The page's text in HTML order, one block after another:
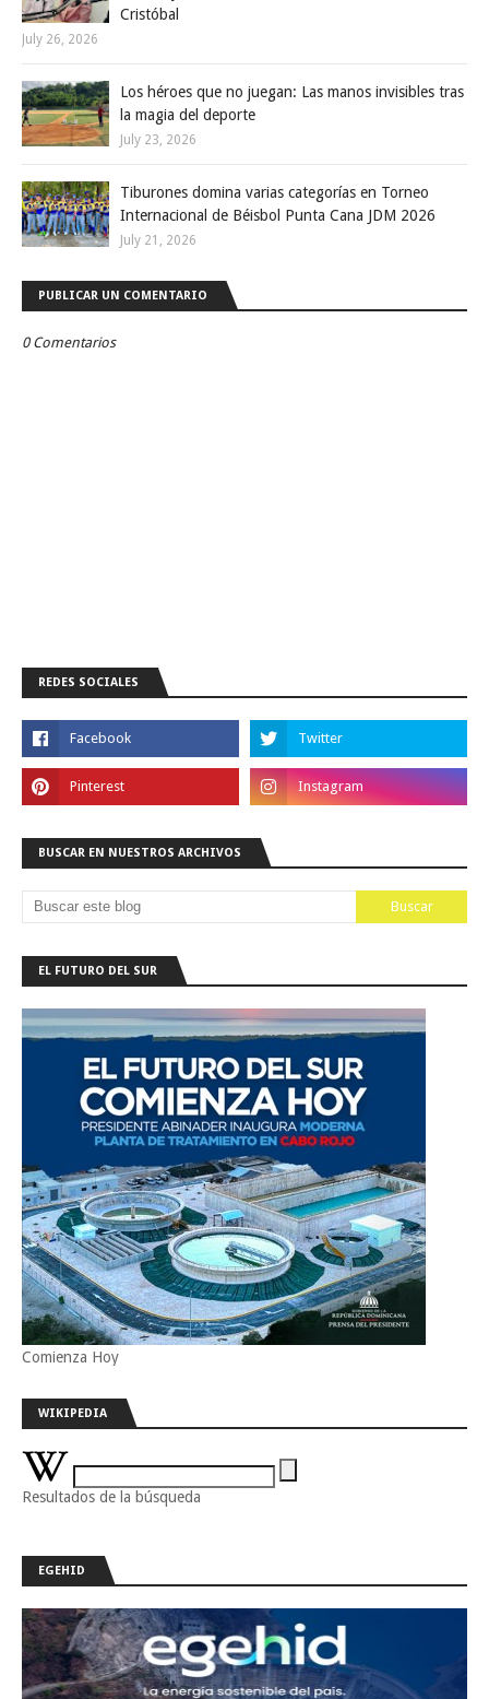
Cristóbal
July 26, 2026
Los héroes que no juegan: Las manos invisibles tras
la magia del deporte
July 23, 2026
Tiburones domina varias categorías en Torneo
Internacional de Béisbol Punta Cana JDM 2026
July 21, 2026
PUBLICAR UN COMENTARIO
0 Comentarios
REDES SOCIALES
BUSCAR EN NUESTROS ARCHIVOS
EL FUTURO DEL SUR
Comienza Hoy
WIKIPEDIA
Resultados de la búsqueda
EGEHID